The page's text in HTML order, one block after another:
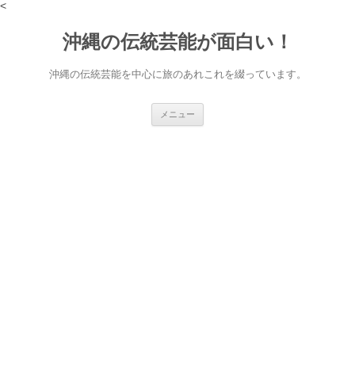
<
沖縄の伝統芸能が面白い！
沖縄の伝統芸能を中心に旅のあれこれを綴っています。
メニュー